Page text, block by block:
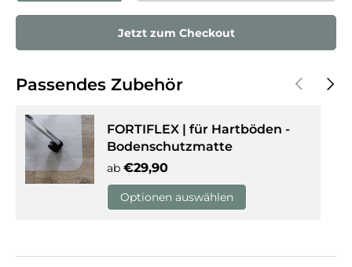
Jetzt zum Checkout
Passendes Zubehör Vorherige
FORTIFLEX | für Hartböden -
Bodenschutzmatte
ab Normaler Preis
€29,90
Optionen auswählen